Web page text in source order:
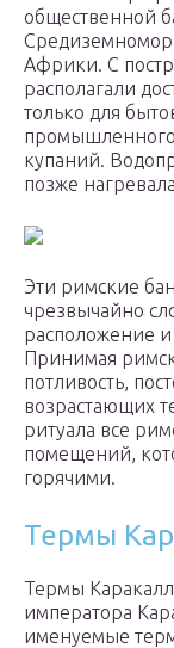
общественной
Африки. С
располагали
только для
промышленного
купаний.
позже
Эти римские
чрезвычайно
расположение
Принимая
потливость,
возрастающих
ритуала все
помещений,
горячими.
Термы
Термы
императора
именуемые